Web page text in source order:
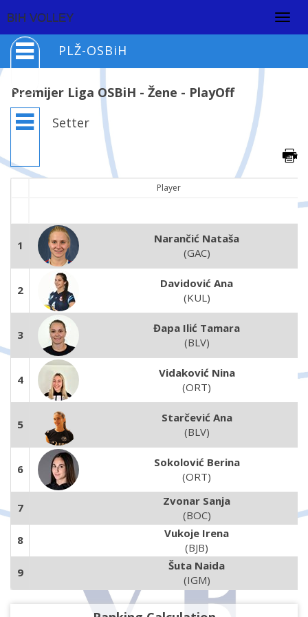
BIH VOLLEY
PLŽ-OSBiH
Premijer Liga OSBiH - Žene - PlayOff
Setter
Player
1
Narančić Nataša
(GAC)
2
Davidović Ana
(KUL)
3
Đapa Ilić Tamara
(BLV)
4
Vidaković Nina
(ORT)
5
Starčević Ana
(BLV)
6
Sokolović Berina
(ORT)
7
Zvonar Sanja
(BOC)
8
Vukoje Irena
(BJB)
9
Šuta Naida
(IGM)